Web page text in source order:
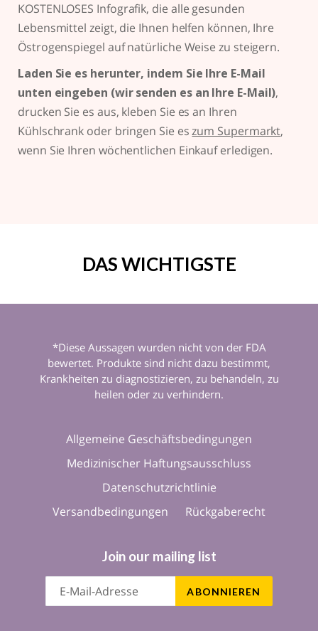
KOSTENLOSES Infografik, die alle gesunden
Lebensmittel zeigt, die Ihnen helfen können, Ihre
Östrogenspiegel auf natürliche Weise zu steigern.
Laden Sie es herunter, indem Sie Ihre E-Mail
unten eingeben (wir senden es an Ihre E-Mail),
drucken Sie es aus, kleben Sie es an Ihren
Kühlschrank oder bringen Sie eszum Supermarkt,
wenn Sie Ihren wöchentlichen Einkauf erledigen.
DAS WICHTIGSTE
*Diese Aussagen wurden nicht von der FDA
bewertet. Produkte sind nicht dazu bestimmt,
Krankheiten zu diagnostizieren, zu behandeln, zu
heilen oder zu verhindern.
Allgemeine Geschäftsbedingungen
Medizinischer Haftungsausschluss
Datenschutzrichtlinie
Versandbedingungen
Rückgaberecht
Join our mailing list
ABONNIEREN